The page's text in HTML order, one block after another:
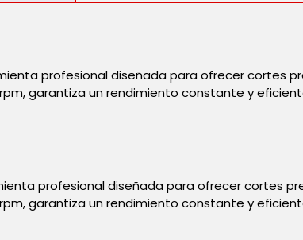
profesional diseñada para ofrecer cortes
garantiza un rendimiento constante y
profesional diseñada para ofrecer cortes
garantiza un rendimiento constante y